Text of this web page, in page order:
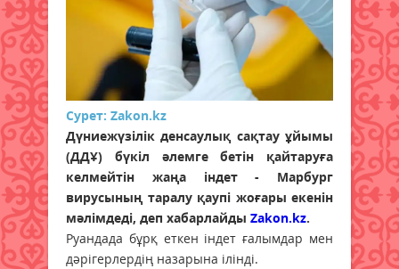
Сурет: Zakon.kz
Дүниежүзілік денсаулық сақтау ұйымы
(ДДҰ) бүкіл әлемге бетін қайтаруға
келмейтін жаңа індет - Марбург
вирусының таралу қаупі жоғары екенін
мәлімдеді, деп хабарлайды Zakon.kz.
Руандада бұрқ еткен індет ғалымдар мен
дәрігерлердің назарына ілінді.